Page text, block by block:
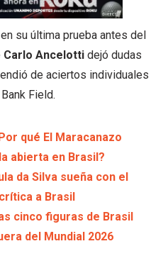
en su última prueba antes del
Carlo Ancelotti dejó dudas
de aciertos individuales
Field.
qué El Maracanazo
abierta en Brasil?
da Silva sueña con el
a Brasil
cinco figuras de Brasil
del Mundial 2026